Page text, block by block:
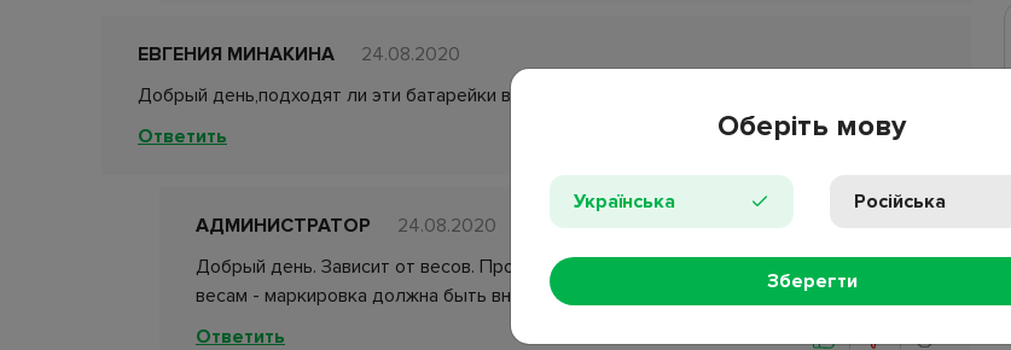
ЕВГЕНИЯ МИНАКИНА
24.08.2020
Добрый день,подходят ли эти батарейки в электронные весы?
Ответить
АДМИНИСТРАТОР
24.08.2020
Добрый день. Зависит от весов. Проверьте, какие батарейки нужны именно к Вашим
весам - маркировка должна быть внутри в местах для батареек.
Ответить
Оберіть мову
Українська Російська
Зберегти